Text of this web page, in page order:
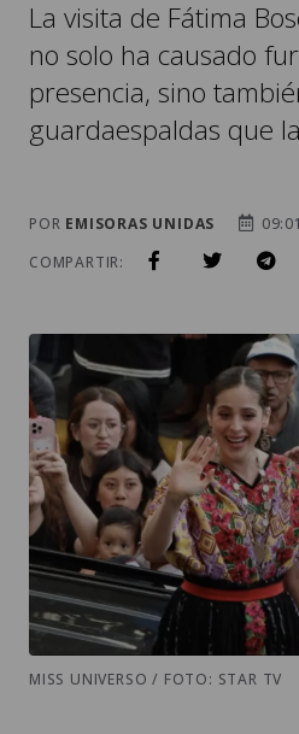
presencia, sino
guardaespaldas que la
POR EMISORAS UNIDAS
MISS UNIVERSO / FOTO: STAR TV
Síguenos en